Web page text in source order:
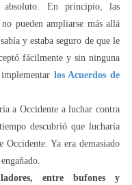
En principio, las
pueden ampliarse más allá
y estaba seguro de que le
fácilmente y sin ninguna
los Acuerdos de
a Occidente a luchar contra
descubrió que lucharía
Occidente. Ya era demasiado
entre bufones y